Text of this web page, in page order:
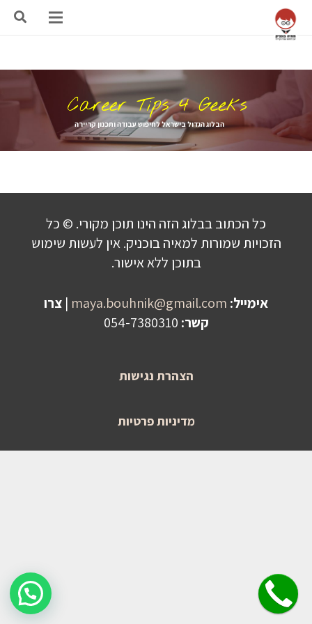
הבלוג הגדול בישראל לחיפוש עבודה ותכנון קריירה
כל הכתוב בבלוג הזה הינו תוכן מקורי. © כל
הזכויות שמורות למאיה בוכניק. אין לעשות שימוש
בתוכן ללא אישור.
אימייל: maya.bouhnik@gmail.com
| צרו
קשר:
הצהרת נגישות
מדיניות פרטיות